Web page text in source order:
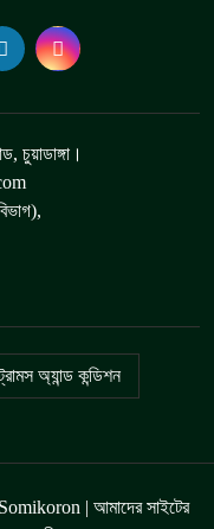
চুয়াডাঙ্গা।
অ্যান্ড কন্ডিশন
| আমাদের সাইটের